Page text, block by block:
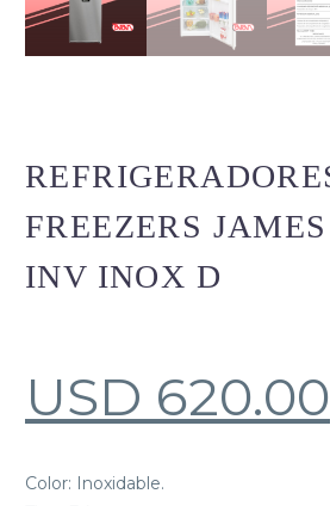
FREEZERS JAMES
INV INOX D
USD 620.00
Color: Inoxidable.